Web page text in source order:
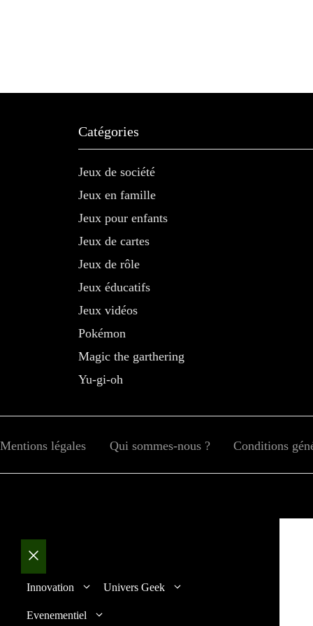
Catégories
Jeux de société
Jeux en famille
Jeux pour enfants
Jeux de cartes
Jeux de rôle
Jeux éducatifs
Jeux vidéos
Pokémon
Magic the garthering
Yu-gi-oh
Mentions légales Qui sommes-nous ? Conditions
Fermer
Innovation Univers Geek
Evenementiel